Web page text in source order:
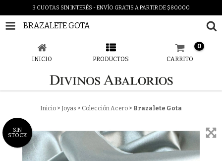
3 CUOTAS SIN INTERÉS - ENVÍO GRATIS A PARTIR DE $80.000
BRAZALETE GOTA
INICIO PRODUCTOS CARRITO
0
Inicio > Joyas > Colección Acero > Brazalete Gota
SIN
STOCK